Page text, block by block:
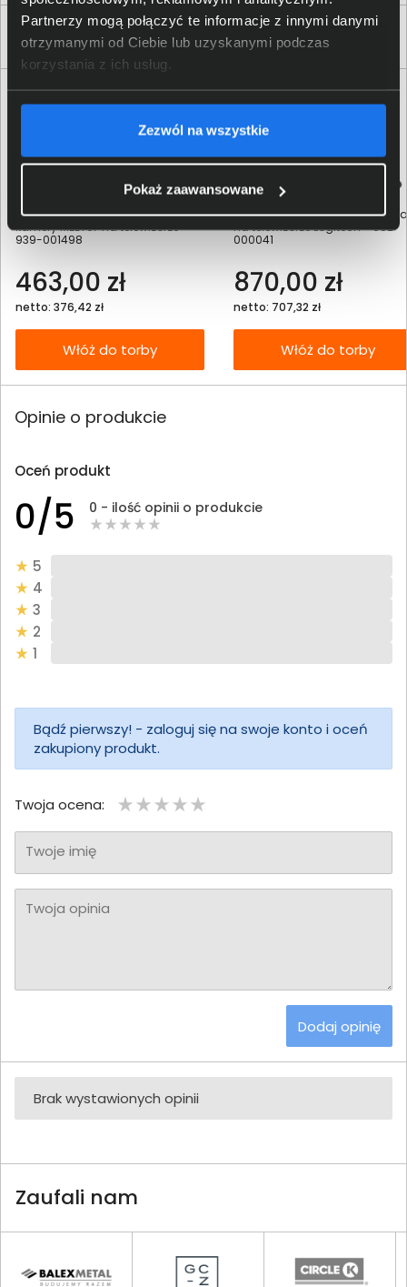
Partnerzy mogą połączyć te informacje z innymi danymi
otrzymanymi od Ciebie lub uzyskanymi podczas
korzystania z ich usług.
Zezwól na wszystkie
Pokaż zaawansowane
Produkty podobne
Uchwyt Logitech do montażu
kamery MEETUP na telewizorze
939-001498
463,00 zł
netto: 376,42 zł
Włóż do torby
Uchwyt do montażu kamery
na telewizorze Logitech - 952-
000041
870,00 zł
netto: 707,32 zł
Włóż do torby
Opinie o produkcie
Oceń produkt
0/5 0 - ilość opinii o produkcie
5
4
3
2
1
Bądź pierwszy! - zaloguj się na swoje konto i oceń
zakupiony produkt.
Twoja ocena:
Twoje imię
Twoja opinia
Dodaj opinię
Brak wystawionych opinii
Zaufali nam